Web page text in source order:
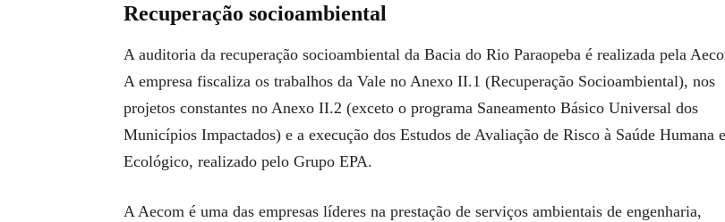
Recuperação socioambiental
A auditoria da recuperação socioambiental da Bacia do Rio Paraopeba é realizada pela
A empresa fiscaliza os trabalhos da Vale no Anexo II.1 (Recuperação Socioambiental), nos
projetos constantes no Anexo II.2 (exceto o programa Saneamento Básico Universal dos
Municípios Impactados) e a execução dos Estudos de Avaliação de Risco à Saúde Humana e
Ecológico, realizado pelo Grupo EPA.
A Aecom é uma das empresas líderes na prestação de serviços ambientais de engenharia,